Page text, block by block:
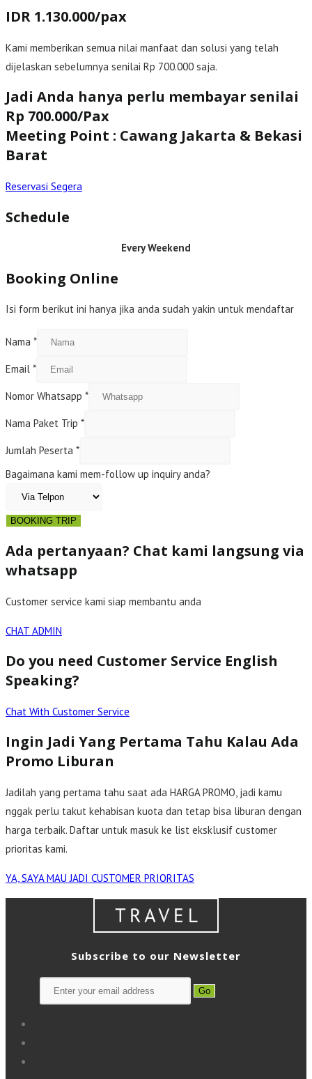
IDR 1.130.000/pax
Kami memberikan semua nilai manfaat dan solusi yang telah
dijelaskan sebelumnya senilai Rp 700.000 saja.
Jadi Anda hanya perlu membayar senilai
Rp 700.000/Pax
Meeting Point : Cawang Jakarta & Bekasi
Barat
Reservasi Segera
Schedule
Every Weekend
Booking Online
Isi form berikut ini hanya jika anda sudah yakin untuk mendaftar
Nama *
Email *
Nomor Whatsapp *
Nama Paket Trip *
Jumlah Peserta *
Bagaimana kami mem-follow up inquiry anda?
BOOKING TRIP
Ada pertanyaan? Chat kami langsung via
whatsapp
Customer service kami siap membantu anda
CHAT ADMIN
Do you need Customer Service English
Speaking?
Chat With Customer Service
Ingin Jadi Yang Pertama Tahu Kalau Ada
Promo Liburan
Jadilah yang pertama tahu saat ada HARGA PROMO, jadi kamu
nggak perlu takut kehabisan kuota dan tetap bisa liburan dengan
harga terbaik. Daftar untuk masuk ke list eksklusif customer
prioritas kami.
YA, SAYA MAU JADI CUSTOMER PRIORITAS
Subscribe to our Newsletter
Go